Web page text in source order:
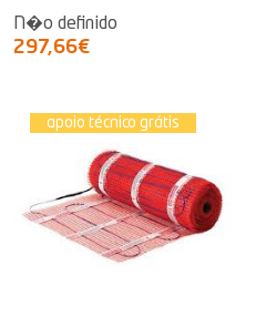
N�o definido
297,66€
apoio técnico grátis